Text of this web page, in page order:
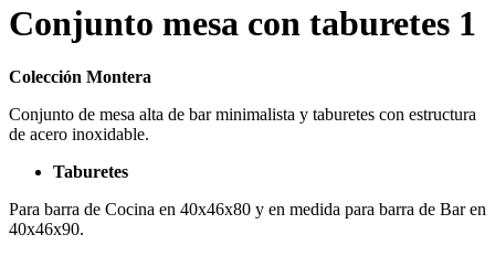
Conjunto mesa con taburetes 1
Colección Montera
Conjunto de mesa alta de bar minimalista y taburetes con estructura
de acero inoxidable.
Taburetes
Para barra de Cocina en 40x46x80 y en medida para barra de Bar en
40x46x90.